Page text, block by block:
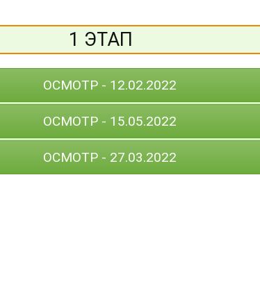
1 ЭТАП
ОСМОТР - 12.02.2022
ОСМОТР - 15.05.2022
ОСМОТР - 27.03.2022